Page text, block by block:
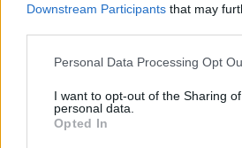
Downstream Participants that may
Personal Data Processing Opt
I want to opt-out of the Sharing
personal data.
Opted In